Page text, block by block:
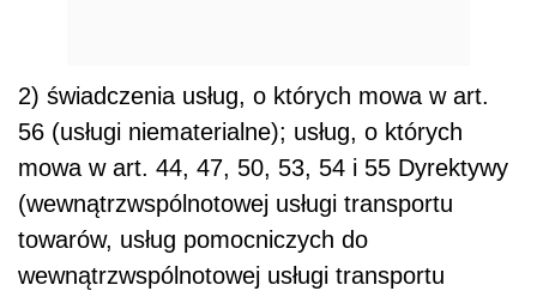
2) świadczenia usług, o których mowa w art.
56 (usługi niematerialne); usług, o których
mowa w art. 44, 47, 50, 53, 54 i 55 Dyrektywy
(wewnątrzwspólnotowej usługi transportu
towarów, usług pomocniczych do
wewnątrzwspólnotowej usługi transportu